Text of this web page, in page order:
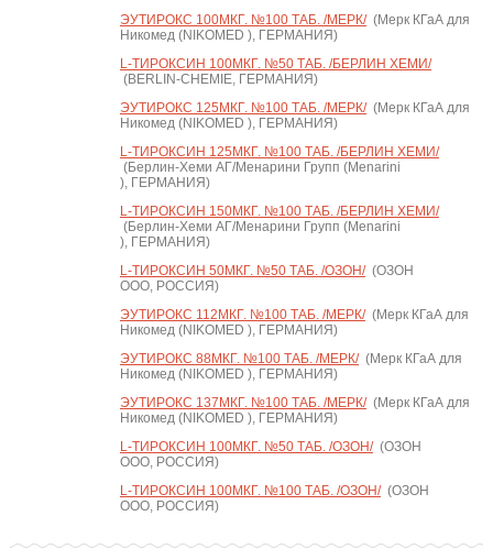
ЭУТИРОКС 100МКГ. №100 ТАБ. /МЕРК/(Мерк КГаА для
Никомед (NIKOMED ), ГЕРМАНИЯ)
L-ТИРОКСИН 100МКГ. №50 ТАБ. /БЕРЛИН ХЕМИ/
(BERLIN-CHEMIE, ГЕРМАНИЯ)
ЭУТИРОКС 125МКГ. №100 ТАБ. /МЕРК/(Мерк КГаА для
Никомед (NIKOMED ), ГЕРМАНИЯ)
L-ТИРОКСИН 125МКГ. №100 ТАБ. /БЕРЛИН ХЕМИ/
(Берлин-Хеми АГ/Менарини Групп (Menarini
), ГЕРМАНИЯ)
L-ТИРОКСИН 150МКГ. №100 ТАБ. /БЕРЛИН ХЕМИ/
(Берлин-Хеми АГ/Менарини Групп (Menarini
), ГЕРМАНИЯ)
L-ТИРОКСИН 50МКГ. №50 ТАБ. /ОЗОН/(ОЗОН
ООО, РОССИЯ)
ЭУТИРОКС 112МКГ. №100 ТАБ. /МЕРК/(Мерк КГаА для
Никомед (NIKOMED ), ГЕРМАНИЯ)
ЭУТИРОКС 88МКГ. №100 ТАБ. /МЕРК/(Мерк КГаА для
Никомед (NIKOMED ), ГЕРМАНИЯ)
ЭУТИРОКС 137МКГ. №100 ТАБ. /МЕРК/(Мерк КГаА для
Никомед (NIKOMED ), ГЕРМАНИЯ)
L-ТИРОКСИН 100МКГ. №50 ТАБ. /ОЗОН/(ОЗОН
ООО, РОССИЯ)
L-ТИРОКСИН 100МКГ. №100 ТАБ. /ОЗОН/(ОЗОН
ООО, РОССИЯ)